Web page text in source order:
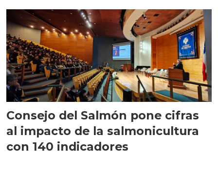
Consejo del Salmón pone cifras
al impacto de la salmonicultura
con 140 indicadores